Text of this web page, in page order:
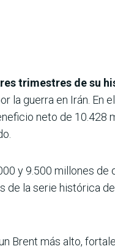
trimestres de su
la guerra en Irán. En
neto de 10.428
y 9.500 millones de
la serie histórica de
Brent más alto,